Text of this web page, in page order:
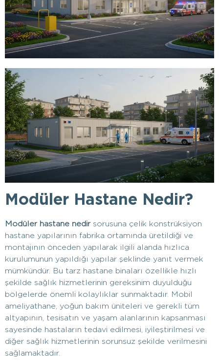
Modüler Hastane Nedir?
Modüler hastane nedirsorusuna çelik konstrüksiyon
hastane yapılarının fabrika ortamında üretildiği ve
montajının önceden yapılarak ilgili alanda hızlıca
kurulumunun yapıldığı yapılar şeklinde yanıt vermek
mümkündür. Bu tarz hastane binaları özellikle hızlı
şekilde sağlık hizmetlerinin gereksinim duyulduğu
bölgelerde önemli kolaylıklar sunmaktadır. Mobil
ameliyathane, yoğun bakım üniteleri ve gerekli tüm
altyapının, tesisatın ve yaşam alanlarının kapsanması
sayesinde hastaların tedavi edilmesi, iyileştirilmesi ve
diğer sağlık hizmetlerinin sorunsuz şekilde verilmesini
sağlamaktadır.